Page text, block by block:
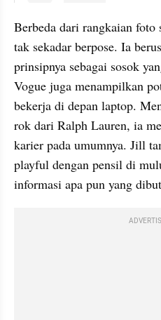
Berbeda dari rangkaian
tak sekadar berpose. Ia
prinsipnya sebagai sosok
Vogue juga menampilkan
bekerja di depan laptop.
rok dari Ralph Lauren, ia
karier pada umumnya. Jill
playful dengan pensil di
informasi apa pun yang